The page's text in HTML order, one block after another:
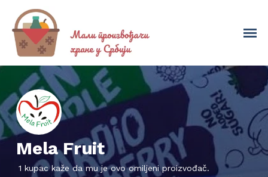
Mela Fruit
1 kupac kaže da mu je ovo omiljeni proizvođač.